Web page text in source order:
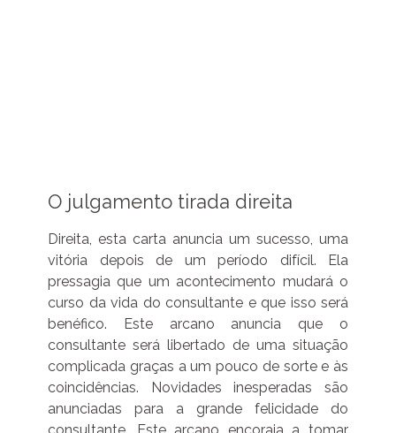
O julgamento tirada direita
Direita, esta carta anuncia um sucesso, uma
vitória depois de um período difícil. Ela
pressagia que um acontecimento mudará o
curso da vida do consultante e que isso será
benéfico. Este arcano anuncia que o
consultante será libertado de uma situação
complicada graças a um pouco de sorte e às
coincidências. Novidades inesperadas são
anunciadas para a grande felicidade do
consultante. Este arcano encoraja a tomar